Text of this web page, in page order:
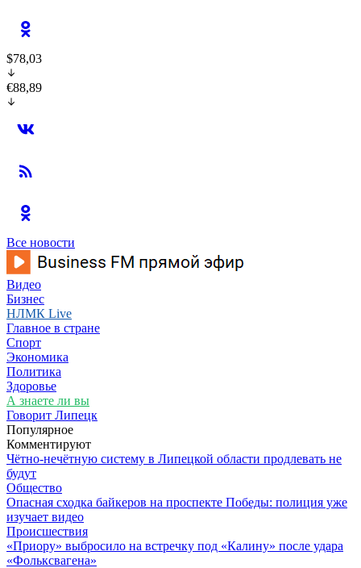
$78,03
€88,89
Все новости
Видео
Бизнес
НЛМК Live
Главное в стране
Спорт
Экономика
Политика
Здоровье
А знаете ли вы
Говорит Липецк
Популярное
Комментируют
Чётно-нечётную систему в Липецкой области продлевать не
будут
Общество
Опасная сходка байкеров на проспекте Победы: полиция уже
изучает видео
Происшествия
«Приору» выбросило на встречку под «Калину» после удара
«Фольксвагена»